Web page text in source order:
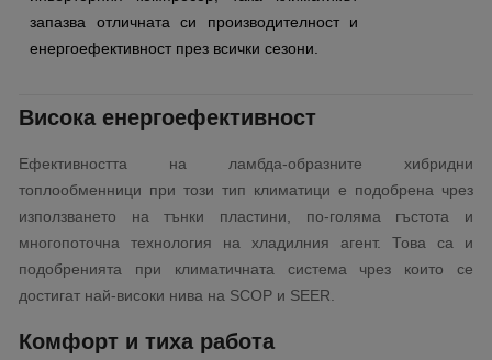
запазва отличната си производителност и
енергоефективност през всички сезони.
Висока енергоефективност
Ефективността на ламбда-образните хибридни
топлообменници при този тип климатици е подобрена чрез
използването на тънки пластини, по-голяма гъстота и
многопоточна технология на хладилния агент. Това са и
подобренията при климатичната система чрез които се
достигат най-високи нива на SCOP и SEER.
Комфорт и тиха работа